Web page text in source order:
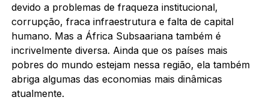
devido a problemas de fraqueza institucional,
corrupção, fraca infraestrutura e falta de capital
humano. Mas a África Subsaariana também é
incrivelmente diversa. Ainda que os países mais
pobres do mundo estejam nessa região, ela também
abriga algumas das economias mais dinâmicas
atualmente.